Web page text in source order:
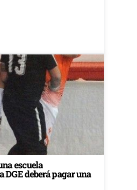
escuela
DGE deberá pagar una